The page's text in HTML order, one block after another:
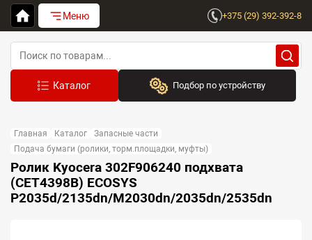
Меню +375 (29) 392-392-8
Подбор по устройству
Выберите бренд
Устройство:
Сначала выберите бренд
Главная Каталог
Запасные части
Подача бумаги (ролики, торм.площадки, муфты)
Ролик Kyocera 302F906240 подхвата
(CET4398B) ECOSYS
P2035d/2135dn/M2030dn/2035dn/2535dn